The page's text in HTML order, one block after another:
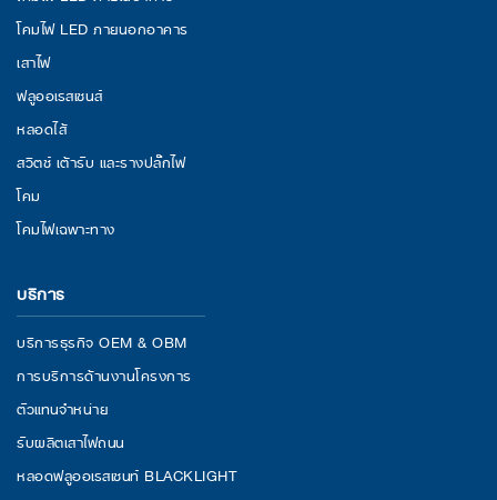
โคมไฟ LED ภายนอกอาคาร
เสาไฟ
ฟลูออเรสเซนส์
หลอดไส้
สวิตช์ เต้ารับ และรางปลั๊กไฟ
โคม
โคมไฟเฉพาะทาง
บริการ
บริการธุรกิจ OEM & OBM
การบริการด้านงานโครงการ
ตัวแทนจำหน่าย
รับผลิตเสาไฟถนน
หลอดฟลูออเรสเซนท์ BLACKLIGHT